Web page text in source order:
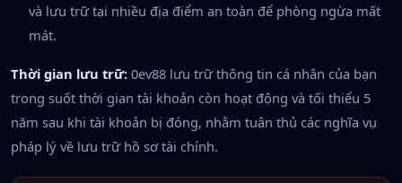
và lưu trữ tại nhiều địa điểm an toàn để phòng ngừa mất
mát.
Thời gian lưu trữ: 0ev88 lưu trữ thông tin cá nhân của bạn
trong suốt thời gian tài khoản còn hoạt động và tối thiểu 5
năm sau khi tài khoản bị đóng, nhằm tuân thủ các nghĩa vụ
pháp lý về lưu trữ hồ sơ tài chính.